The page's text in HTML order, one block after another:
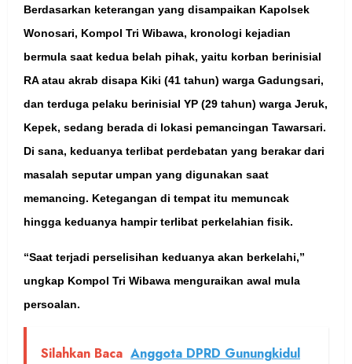
Berdasarkan keterangan yang disampaikan Kapolsek
Wonosari, Kompol Tri Wibawa, kronologi kejadian
bermula saat kedua belah pihak, yaitu korban berinisial
RA atau akrab disapa Kiki (41 tahun) warga Gadungsari,
dan terduga pelaku berinisial YP (29 tahun) warga Jeruk,
Kepek, sedang berada di lokasi pemancingan Tawarsari.
Di sana, keduanya terlibat perdebatan yang berakar dari
masalah seputar umpan yang digunakan saat
memancing. Ketegangan di tempat itu memuncak
hingga keduanya hampir terlibat perkelahian fisik.
“Saat terjadi perselisihan keduanya akan berkelahi,”
ungkap Kompol Tri Wibawa menguraikan awal mula
persoalan.
Silahkan Baca Anggota DPRD Gunungkidul